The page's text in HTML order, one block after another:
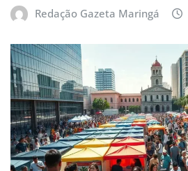
Redação Gazeta Maringá